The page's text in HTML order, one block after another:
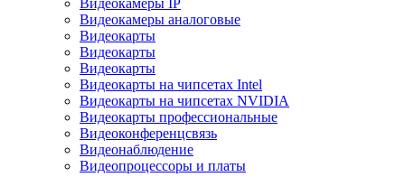
Видеокамеры аналоговые
Видеокарты
Видеокарты
Видеокарты
Видеокарты на чипсетах Intel
Видеокарты на чипсетах NVIDIA
Видеокарты профессиональные
Видеоконференцсвязь
Видеонаблюдение
Видеопроцессоры и платы